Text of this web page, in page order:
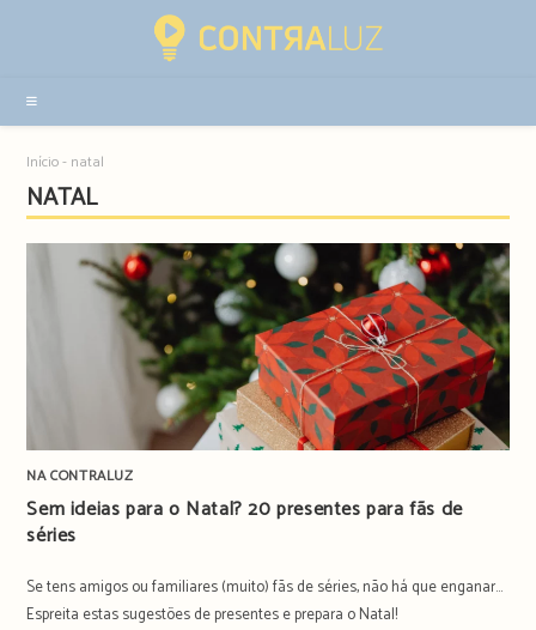
sidebar
Início- natal
NATAL
NA CONTRALUZ
Sem ideias para o Natal? 20 presentes para fãs de
séries
Se tens amigos ou familiares (muito) fãs de séries, não há que enganar...
Espreita estas sugestões de presentes e prepara o Natal!